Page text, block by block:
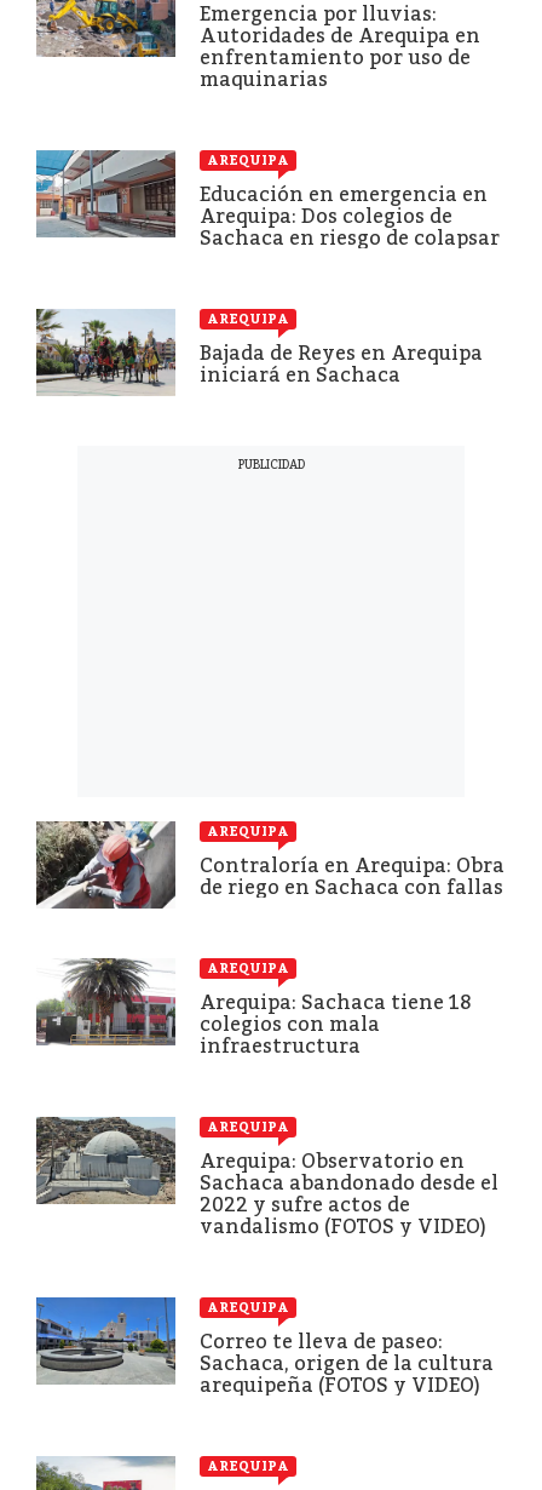
Emergencia por lluvias:
Autoridades de Arequipa en
enfrentamiento por uso de
maquinarias
AREQUIPA
Educación en emergencia en
Arequipa: Dos colegios de
Sachaca en riesgo de colapsar
AREQUIPA
Bajada de Reyes en Arequipa
iniciará en Sachaca
AREQUIPA
Contraloría en Arequipa: Obra
de riego en Sachaca con fallas
AREQUIPA
Arequipa: Sachaca tiene 18
colegios con mala
infraestructura
AREQUIPA
Arequipa: Observatorio en
Sachaca abandonado desde el
2022 y sufre actos de
vandalismo (FOTOS y VIDEO)
AREQUIPA
Correo te lleva de paseo:
Sachaca, origen de la cultura
arequipeña (FOTOS y VIDEO)
AREQUIPA